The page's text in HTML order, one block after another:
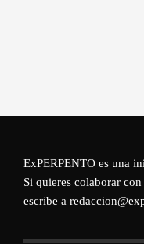
ExPERPENTO es una
Si quieres colaborar
escribe a